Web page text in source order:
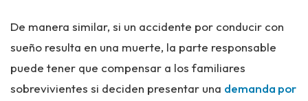
De manera similar, si un accidente por conducir con
sueño resulta en una muerte, la parte responsable
puede tener que compensar a los familiares
sobrevivientes si deciden presentar una demanda por